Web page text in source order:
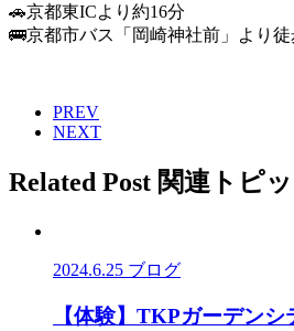
🚗京都東ICより約16分
🚌京都市バス「岡崎神社前」より徒
PREV
NEXT
Related Post 関連トピ
2024.6.25 ブログ
【体験】TKPガーデン